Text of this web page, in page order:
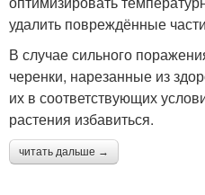
удалить повреждённые
В случае сильного
черенки, нарезанные из
их в соответствующих
растения избавиться.
читать дальше →